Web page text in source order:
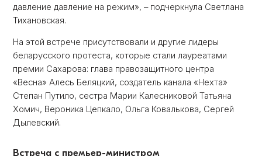
давление давление на режим», – подчеркнула Светлана
Тихановская.
На этой встрече присутствовали и другие лидеры
беларусского протеста, которые стали лауреатами
премии Сахарова: глава правозащитного центра
«Весна» Алесь Беляцкий, создатель канала «Нехта»
Степан Путило, сестра Марии Калесниковой Татьяна
Хомич, Вероника Цепкало, Ольга Ковалькова, Сергей
Дылевский.
Встреча с премьер-министром